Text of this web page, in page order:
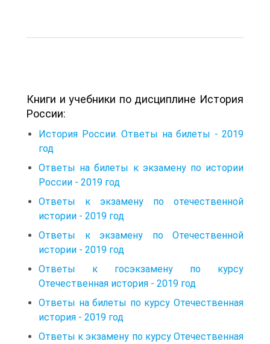
Книги и учебники по дисциплине История
России:
История России. Ответы на билеты - 2019
год
Ответы на билеты к экзамену по истории
России - 2019 год
Ответы к экзамену по отечественной
истории - 2019 год
Ответы к экзамену по Отечественной
истории - 2019 год
Ответы к госэкзамену по курсу
Отечественная история - 2019 год
Ответы на билеты по курсу Отечественная
история - 2019 год
Ответы к экзамену по курсу Отечественная